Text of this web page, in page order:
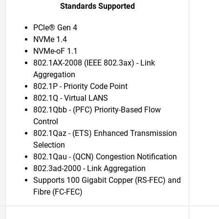
Standards Supported
PCle® Gen 4
NVMe 1.4
NVMe-oF 1.1
802.1AX-2008 (IEEE 802.3ax) - Link
Aggregation
802.1P - Priority Code Point
802.1Q - Virtual LANS
802.1Qbb - (PFC) Priority-Based Flow
Control
802.1Qaz - (ETS) Enhanced Transmission
Selection
802.1Qau - (QCN) Congestion Notification
802.3ad-2000 - Link Aggregation
Supports 100 Gigabit Copper (RS-FEC) and
Fibre (FC-FEC)